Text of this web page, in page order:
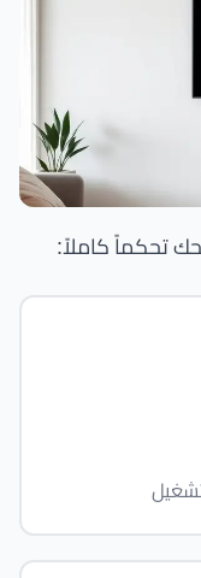
تحكماً كاملاً: